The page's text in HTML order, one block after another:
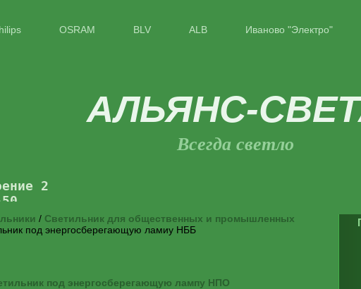
OSRAM BLV ALB Иваново "Электро"
2
АЛЬЯНС-
Всегда светло
/ Светильник для общественных и промышленных
под энергосберегающую ламиу НББ
под энергосберегающую лампу НПО